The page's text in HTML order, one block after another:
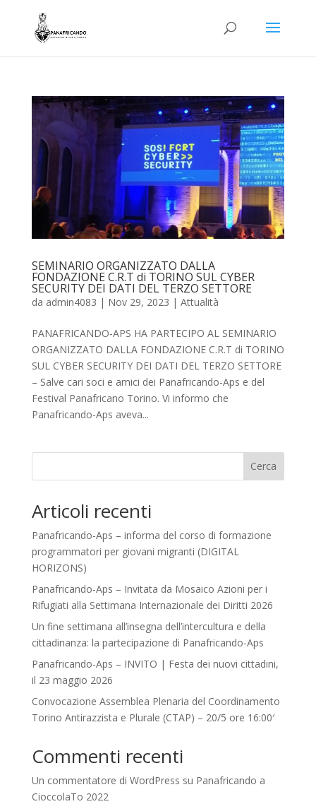
SEMINARIO ORGANIZZATO DALLA
FONDAZIONE C.R.T di TORINO SUL CYBER
SECURITY DEI DATI DEL TERZO SETTORE
da admin4083 | Nov 29, 2023 | Attualità
PANAFRICANDO-APS HA PARTECIPO AL SEMINARIO
ORGANIZZATO DALLA FONDAZIONE C.R.T di TORINO
SUL CYBER SECURITY DEI DATI DEL TERZO SETTORE
– Salve cari soci e amici dei Panafricando-Aps e del
Festival Panafricano Torino. Vi informo che
Panafricando-Aps aveva...
Cerca
Articoli recenti
Panafricando-Aps – informa del corso di formazione
programmatori per giovani migranti (DIGITAL
HORIZONS)
Panafricando-Aps – Invitata da Mosaico Azioni per i
Rifugiati alla Settimana Internazionale dei Diritti 2026
Un fine settimana all’insegna dell’intercultura e della
cittadinanza: la partecipazione di Panafricando-Aps
Panafricando-Aps – INVITO | Festa dei nuovi cittadini,
il 23 maggio 2026
Convocazione Assemblea Plenaria del Coordinamento
Torino Antirazzista e Plurale (CTAP) – 20/5 ore 16:00′
Commenti recenti
Un commentatore di WordPress su Panafricando a
CioccolaTo 2022